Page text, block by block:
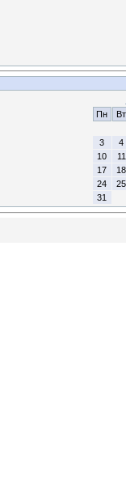
Пн
Вт
3
4
10
11
17
18
24
25
31